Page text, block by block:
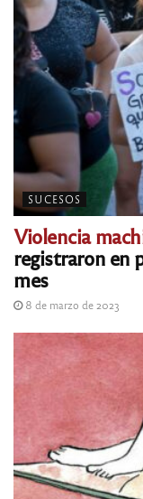
SUCESOS
Violencia
registraron en
mes
8 de marzo de 2023